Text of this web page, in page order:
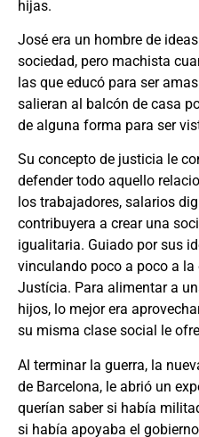
hijas.
José era un hombre de
sociedad, pero machista
las que educó para ser
salieran al balcón de casa
de alguna forma para ser
Su concepto de justicia le
defender todo aquello
los trabajadores, salarios
contribuyera a crear una
igualitaria. Guiado por sus
vinculando poco a poco a
Justícia. Para alimentar a
hijos, lo mejor era
su misma clase social le
Al terminar la guerra, la
de Barcelona, le abrió un
querían saber si había
si había apoyaba el